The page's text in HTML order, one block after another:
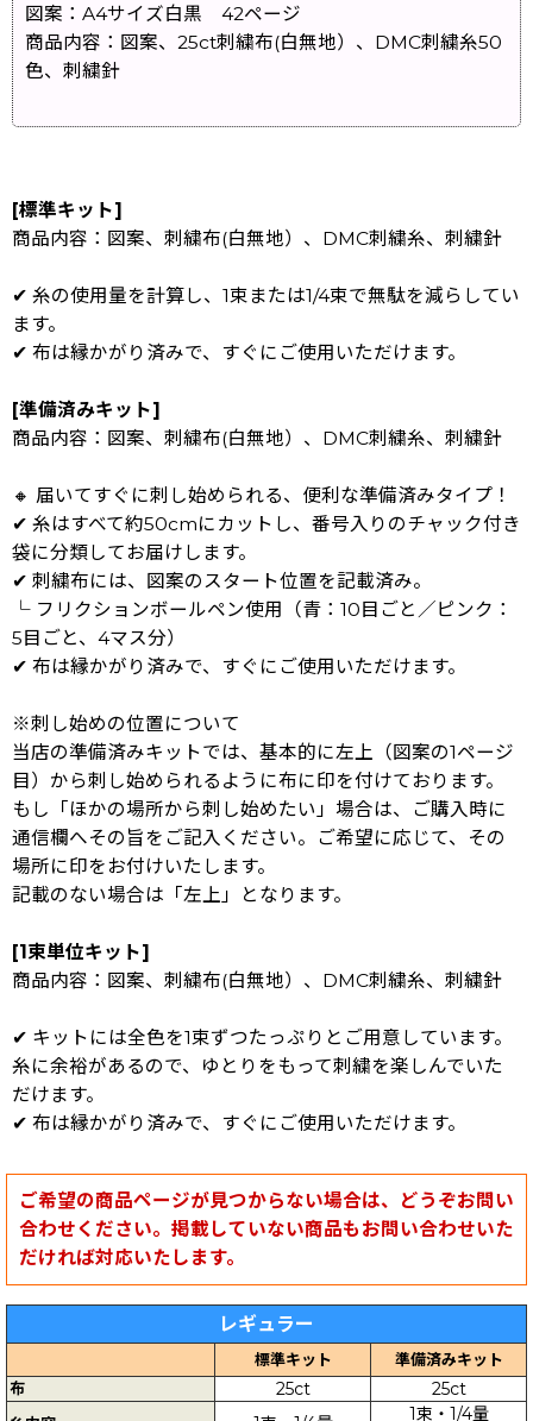
図案：A4サイズ白黒 42ページ
商品内容：図案、25ct刺繍布(白無地）、DMC刺繍糸50
色、刺繍針
[標準キット]
商品内容：図案、刺繍布(白無地）、DMC刺繍糸、刺繍針
✔ 糸の使用量を計算し、1束または1/4束で無駄を減らしてい
ます。
✔ 布は縁かがり済みで、すぐにご使用いただけます。
[準備済みキット]
商品内容：図案、刺繍布(白無地）、DMC刺繍糸、刺繍針
🔸 届いてすぐに刺し始められる、便利な準備済みタイプ！
✔ 糸はすべて約50cmにカットし、番号入りのチャック付き
袋に分類してお届けします。
✔ 刺繍布には、図案のスタート位置を記載済み。
└ フリクションボールペン使用（青：10目ごと／ピンク：
5目ごと、4マス分）
✔ 布は縁かがり済みで、すぐにご使用いただけます。
※刺し始めの位置について
当店の準備済みキットでは、基本的に左上（図案の1ページ
目）から刺し始められるように布に印を付けております。
もし「ほかの場所から刺し始めたい」場合は、ご購入時に
通信欄へその旨をご記入ください。ご希望に応じて、その
場所に印をお付けいたします。
記載のない場合は「左上」となります。
[1束単位キット]
商品内容：図案、刺繍布(白無地）、DMC刺繍糸、刺繍針
✔ キットには全色を1束ずつたっぷりとご用意しています。
糸に余裕があるので、ゆとりをもって刺繍を楽しんでいた
だけます。
✔ 布は縁かがり済みで、すぐにご使用いただけます。
ご希望の商品ページが見つからない場合は、どうぞお問い
合わせください。掲載していない商品もお問い合わせいた
だければ対応いたします。
レギュラー
標準キット
準備済みキット
布
25ct 25ct
1束・1/4量